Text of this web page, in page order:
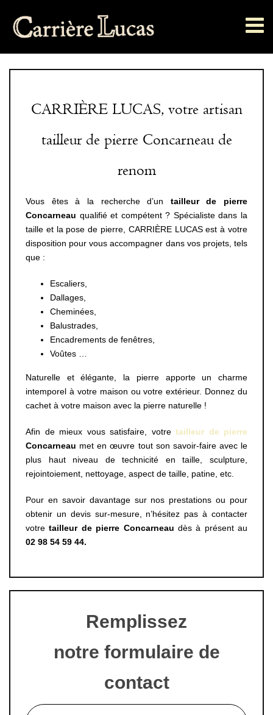
contenu
CARRIÈRE LUCAS, votre artisan
tailleur de pierre Concarneau de
renom
Vous êtes à la recherche d’un tailleur de pierre
Concarneau qualifié et compétent ? Spécialiste dans la
taille et la pose de pierre, CARRIÈRE LUCAS est à votre
disposition pour vous accompagner dans vos projets, tels
que :
Escaliers,
Dallages,
Cheminées,
Balustrades,
Encadrements de fenêtres,
Voûtes …
Naturelle et élégante, la pierre apporte un charme
intemporel à votre maison ou votre extérieur. Donnez du
cachet à votre maison avec la pierre naturelle !
Afin de mieux vous satisfaire, votre tailleur de pierre
Concarneau met en œuvre tout son savoir-faire avec le
plus haut niveau de technicité en taille, sculpture,
rejointoiement, nettoyage, aspect de taille, patine, etc.
Pour en savoir davantage sur nos prestations ou pour
obtenir un devis sur-mesure, n’hésitez pas à contacter
votretailleur de pierre Concarneau dès à présent au
02 98 54 59 44.
Remplissez
notre formulaire de
contact